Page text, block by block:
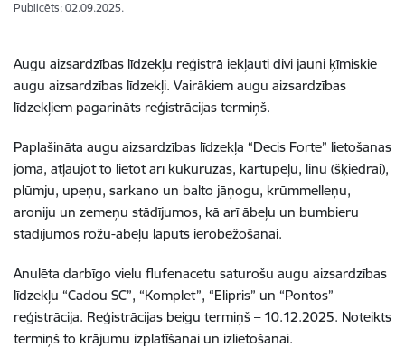
Publicēts: 02.09.2025.
Augu aizsardzības līdzekļu reģistrā iekļauti divi jauni ķīmiskie
augu aizsardzības līdzekļi. Vairākiem augu aizsardzības
līdzekļiem pagarināts reģistrācijas termiņš.
Paplašināta augu aizsardzības līdzekļa “Decis Forte” lietošanas
joma, atļaujot to lietot arī kukurūzas, kartupeļu, linu (šķiedrai),
plūmju, upeņu, sarkano un balto jāņogu, krūmmelleņu,
aroniju un zemeņu stādījumos, kā arī ābeļu un bumbieru
stādījumos rožu-ābeļu laputs ierobežošanai.
Anulēta darbīgo vielu flufenacetu saturošu augu aizsardzības
līdzekļu “Cadou SC”, “Komplet”, “Elipris” un “Pontos”
reģistrācija. Reģistrācijas beigu termiņš – 10.12.2025. Noteikts
termiņš to krājumu izplatīšanai un izlietošanai.